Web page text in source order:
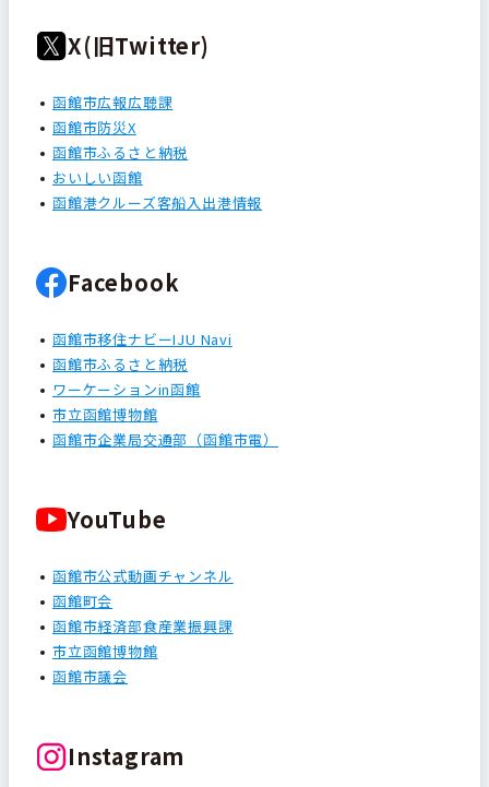
X(旧Twitter)
函館市広報広聴課
函館市防災X
函館市ふるさと納税
おいしい函館
函館港クルーズ客船入出港情報
Facebook
函館市移住ナビーIJU Navi
函館市ふるさと納税
ワーケーションin函館
市立函館博物館
函館市企業局交通部（函館市電）
YouTube
函館市公式動画チャンネル
函館町会
函館市経済部食産業振興課
市立函館博物館
函館市議会
Instagram